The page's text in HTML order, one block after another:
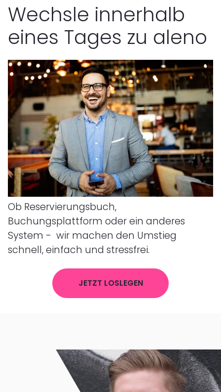
Wechsle innerhalb
eines Tages zu aleno
Ob Reservierungsbuch,
Buchungsplattform oder ein anderes
System - wir machen den Umstieg
schnell, einfach und stressfrei.
JETZT LOSLEGEN